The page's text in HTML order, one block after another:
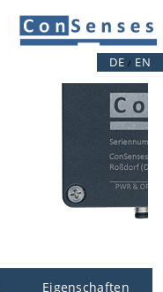
DE / EN
Eigenschaften